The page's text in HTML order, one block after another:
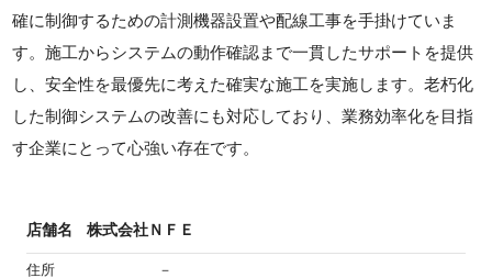
確に制御するための計測機器設置や配線工事を手掛けていま
す。施工からシステムの動作確認まで一貫したサポートを提供
し、安全性を最優先に考えた確実な施工を実施します。老朽化
した制御システムの改善にも対応しており、業務効率化を目指
す企業にとって心強い存在です。
店舗名 株式会社ＮＦＥ
住所 －